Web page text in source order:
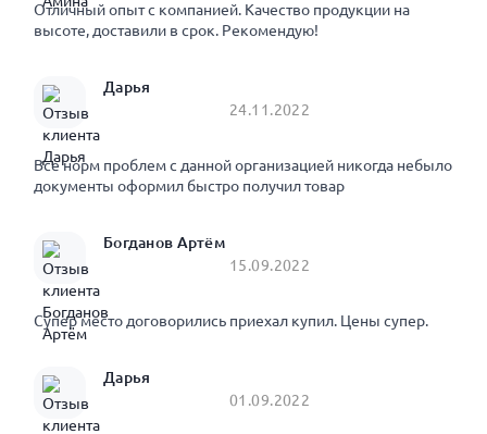
Отличный опыт с компанией. Качество продукции на
высоте, доставили в срок. Рекомендую!
Дарья
24.11.2022
Все норм проблем с данной организацией никогда небыло
документы оформил быстро получил товар
Богданов Артём
15.09.2022
Супер место договорились приехал купил. Цены супер.
Дарья
01.09.2022